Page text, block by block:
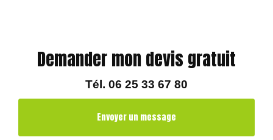
Demander mon devis gratuit
Tél. 06 25 33 67 80
Envoyer un message